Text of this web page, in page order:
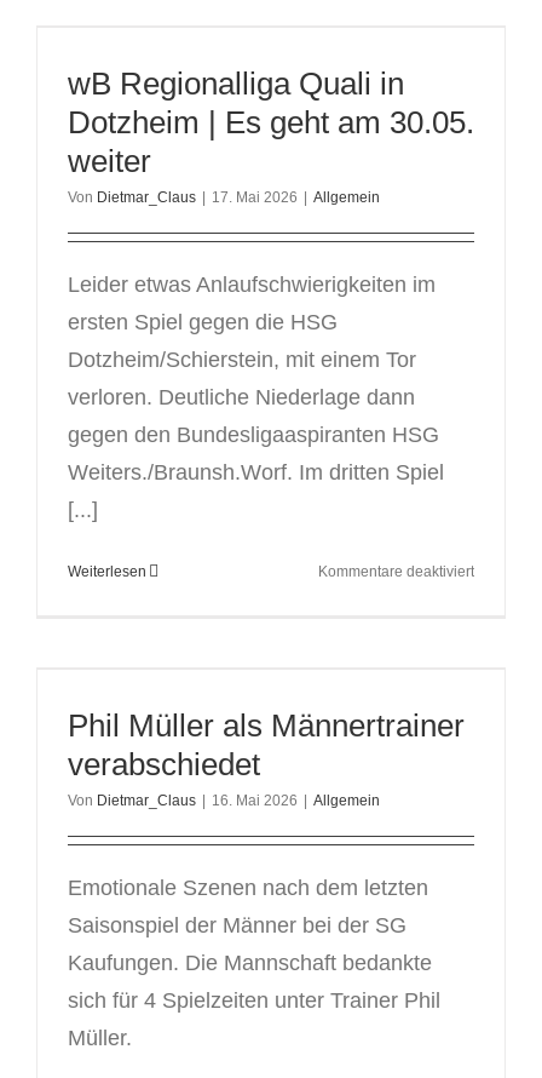
wB Regionalliga Quali in
Dotzheim | Es geht am 30.05.
weiter
Von Dietmar_Claus 17. Mai 2026 Allgemein
Leider etwas Anlaufschwierigkeiten im
ersten Spiel gegen die HSG
Dotzheim/Schierstein, mit einem Tor
verloren. Deutliche Niederlage dann
gegen den Bundesligaaspiranten HSG
Weiters./Braunsh.Worf. Im dritten Spiel
[...]
Weiterlesen Kommentare deaktiviertfür
weiter
Phil Müller als Männertrainer
verabschiedet
Von Dietmar_Claus 16. Mai 2026 Allgemein
Emotionale Szenen nach dem letzten
Saisonspiel der Männer bei der SG
Kaufungen. Die Mannschaft bedankte
sich für 4 Spielzeiten unter Trainer Phil
Müller.